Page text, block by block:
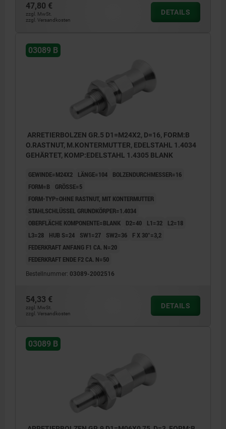
47,80 €
zzgl. MwSt.
zzgl. Versandkosten
DETAILS
03089 B
ARRETIERBOLZEN GR.5 D1=M24X2, D=16, FORM:B
O.RASTNUT, M.KONTERMUTTER, EDELSTAHL 1.4034
GEHÄRTET, KOMP:EDELSTAHL 1.4305 BLANK
GEWINDE=M24X2 LÄNGE=104
BOLZENDURCHMESSER=16
FORM=B
GRÖSSE=5
FORM-TYP=OHNE RASTNUT, MIT KONTERMUTTER
STAHLSCHLÜSSEL GRUNDKÖRPER=1.4034
OBERFLÄCHE KOMPONENTE=BLANK
D2=40 L1=32
L2=18
L3=28
HUB S=24 SW1=27 SW2=36
F X 30°=3,2
FEDERKRAFT ANFANG F1 CA. N=20
FEDERKRAFT ENDE F2 CA. N=50
Bestellnummer: 03089-2002516
54,33 €
zzgl. MwSt.
zzgl. Versandkosten
DETAILS
03089 B